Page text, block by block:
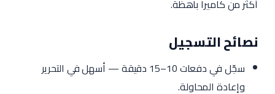
أكثر من كاميرا باهظة.
نصائح التسجيل
سجّل في دفعات 10–15 دقيقة — أسهل في التحرير
وإعادة المحاولة.